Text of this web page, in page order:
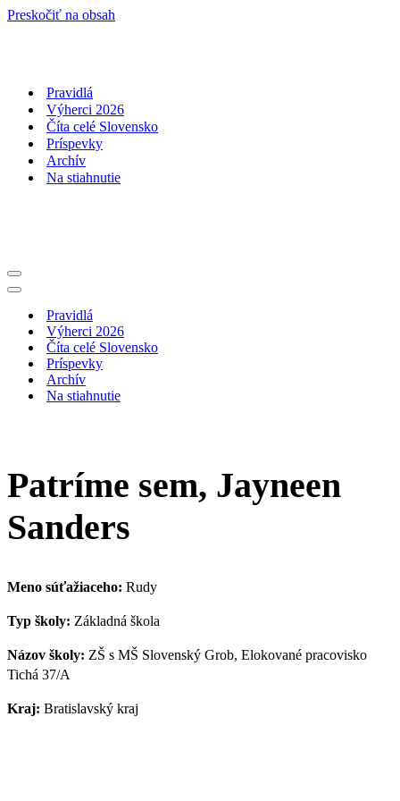
Preskočiť na obsah
Pravidlá
Výherci 2026
Číta celé Slovensko
Príspevky
Archív
Na stiahnutie
Menu
navigácie
Menu
navigáciePravidlá
Výherci 2026
Číta celé Slovensko
Príspevky
Archív
Na stiahnutie
Patríme sem, Jayneen
Sanders
Meno súťažiaceho: Rudy
Typ školy: Základná škola
Názov školy: ZŠ s MŠ Slovenský Grob, Elokované pracovisko
Tichá 37/A
Kraj: Bratislavský kraj